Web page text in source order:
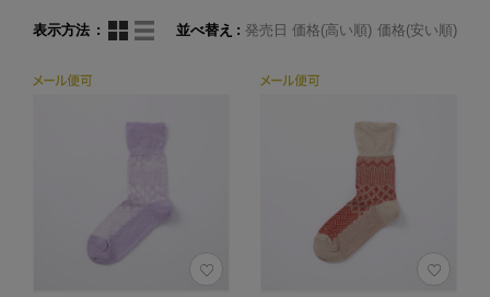
表示方法 並べ替え 発売日 価格(高い順) 価格(安い順)